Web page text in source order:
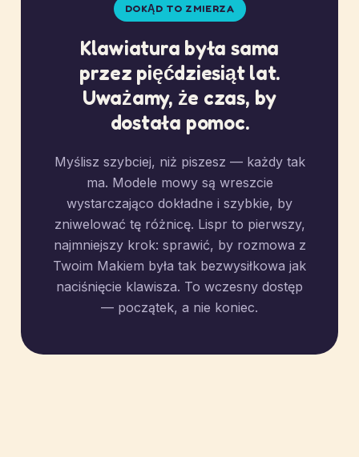
DOKĄD TO ZMIERZA
Klawiatura była sama
przez pięćdziesiąt lat.
Uważamy, że czas, by
dostała pomoc.
Myślisz szybciej, niż piszesz — każdy tak
ma. Modele mowy są wreszcie
wystarczająco dokładne i szybkie, by
zniwelować tę różnicę. Lispr to pierwszy,
najmniejszy krok: sprawić, by rozmowa z
Twoim Makiem była tak bezwysiłkowa jak
naciśnięcie klawisza. To wczesny dostęp
— początek, a nie koniec.